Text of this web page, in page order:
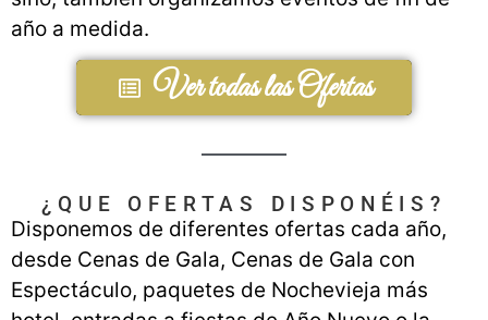
año a medida.
Ver todas las Ofertas
Ofertas Fin de Año
¿QUE OFERTAS DISPONÉIS?
Disponemos de diferentes ofertas cada año,
desde Cenas de Gala, Cenas de Gala con
Espectáculo, paquetes de Nochevieja más